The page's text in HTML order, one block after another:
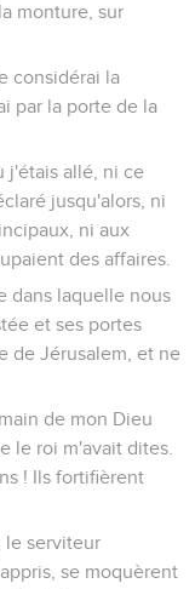
monture, sur
considérai la
par la porte de la
j'étais allé, ni ce
jusqu'alors, ni
ni aux
des affaires.
dans laquelle nous
et ses portes
de Jérusalem, et ne
de mon Dieu
le roi m'avait dites.
! Ils fortifièrent
le serviteur
se moquèrent